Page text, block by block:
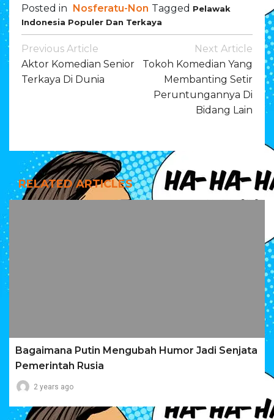
Posted in Nosferatu-Non Tagged Pelawak
Indonesia Populer Dan Terkaya
Post
Navigation
Previous Article
Aktor Komedian Senior
Terkaya Di Dunia
Next Article
Tokoh Komedian Yang
Membanting Setir
Peruntungannya Di
Bidang Lain
RELATED ARTICLES
Bagaimana Putin Mengubah Humor Jadi Senjata
Pemerintah Rusia
2 years ago